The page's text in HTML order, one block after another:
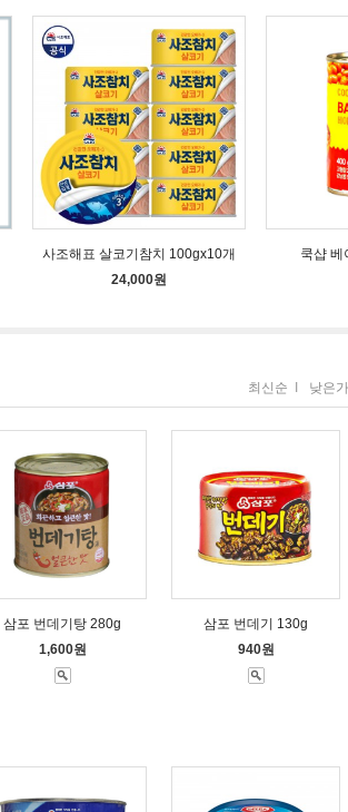
사조해표 살코기참치 100gx10개
24,000원
쿡샵 베
최신순 낮은
삼포 번데기탕 280g
1,600원
삼포 번데기 130g
940원